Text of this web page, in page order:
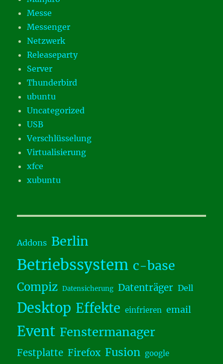
Messe
Messenger
Netzwerk
Releaseparty
Server
Thunderbird
ubuntu
Uncategorized
USB
Verschlüsselung
Virtualisierung
xfce
xubuntu
Addons Berlin
Betriebssystem c-base
Compiz Datensicherung Datenträger Dell
Desktop Effekte einfrieren email
Event Fenstermanager
Festplatte Firefox Fusion google